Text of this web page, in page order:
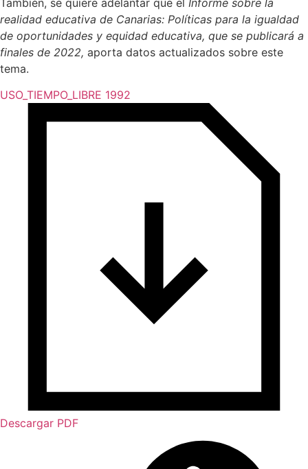
realidad educativa de Canarias: Políticas para la igualdad
de oportunidades y equidad educativa, que se publicará a
finales de 2022, aporta datos actualizados sobre este
tema.
USO_TIEMPO_LIBRE 1992
Descargar PDF